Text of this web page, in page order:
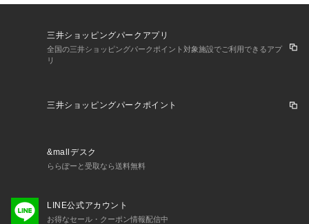
三井ショッピングパークアプリ
全国の三井ショッピングパークポイント対象施設でご利用できるアプ
リ
三井ショッピングパークポイント
&mallデスク
ららぽーと受取なら送料無料
LINE公式アカウント
お得なセール・クーポン情報配信中